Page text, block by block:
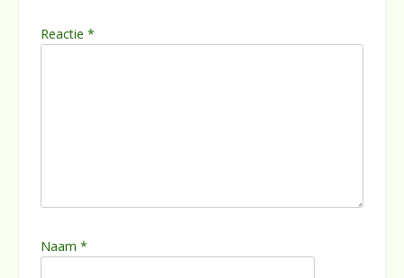
Reactie *
Naam *